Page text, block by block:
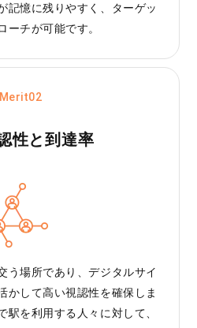
記憶に残りやすく、ターゲッ
ーチが可能です。
Merit02
性と到達率
う場所であり、デジタルサイ
かして高い視認性を確保しま
駅を利用する人々に対して、